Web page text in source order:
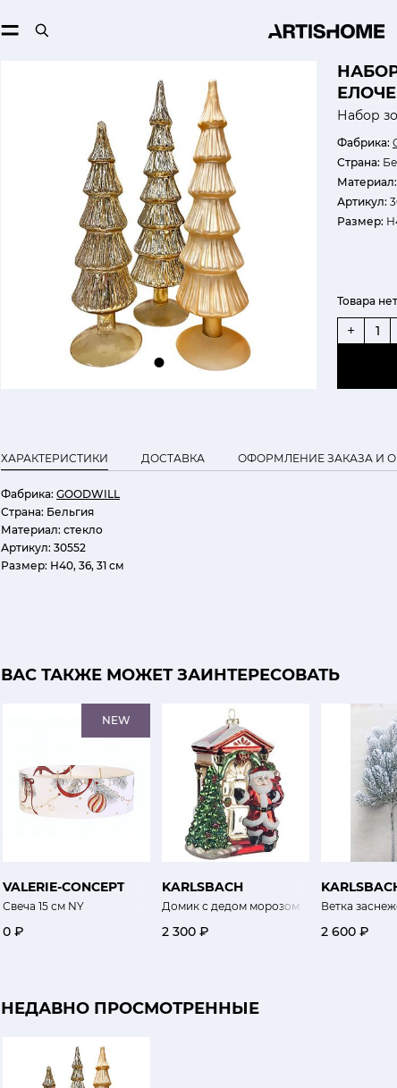
Набор
Фабрика:
Страна:
Материал:
Артикул:
Размер:
Товара
+
ХАРАКТЕРИСТИКИ ДОСТАВКА ОФОРМЛЕНИЕ ЗАКАЗА И
Фабрика: GOODWILL
Страна: Бельгия
Материал: стекло
Артикул: 30552
Размер: Н40, 36, 31 см
ВАС ТАКЖЕ МОЖЕТ ЗАИНТЕРЕСОВАТЬ
NEW
VALERIE-CONCEPT
Свеча 15 см NY
0 ₽
KARLSBACH
Домик с дедом морозом
2 300 ₽
Ветка
2 600 ₽
НЕДАВНО ПРОСМОТРЕННЫЕ